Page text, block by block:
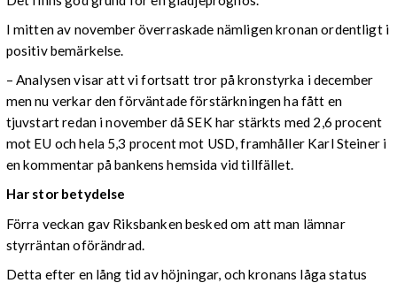
I mitten av november överraskade nämligen kronan ordentligt i
positiv bemärkelse.
– Analysen visar att vi fortsatt tror på kronstyrka i december
men nu verkar den förväntade förstärkningen ha fått en
tjuvstart redan i november då SEK har stärkts med 2,6 procent
mot EU och hela 5,3 procent mot USD, framhåller Karl Steiner i
en kommentar på bankens hemsida vid tillfället.
Har stor betydelse
Förra veckan gav Riksbanken besked om att man lämnar
styrräntan oförändrad.
Detta efter en lång tid av höjningar, och kronans låga status